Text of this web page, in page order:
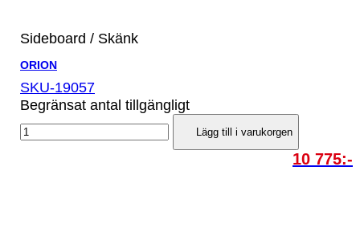
Sideboard / Skänk
ORION
SKU-19057
Begränsat antal tillgängligt
Lägg till i varukorgen
10 775:-